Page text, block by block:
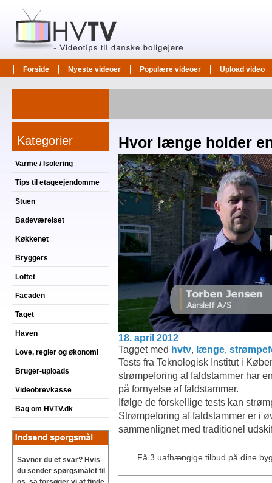
Forside Nyeste videoer Populære videoer Upload video
Kategorier
Varme / Isolering
Tips til etageejendomme
Stuen
Badeværelset
Køkkenet
Bryggers
Loftet
Facaden
Taget
Haven
Love, regler og økonomi
Bruger-uploads
Videobrevkasse
Bag om HVTV.dk
Savner du et svar? Hvis
du sender spørgsmålet til
Hvor længe holder
18. april 2012
Tagget med hvtv længe
Tests fra Teknologisk Institut i
strømpeforing af faldstammer har
på fornyelse af faldstammer.
Ifølge de forskellige tests kan
Strømpeforing af faldstammer er i
sammenlignet med traditionel
Få 3 uafhængige tilbud på dine